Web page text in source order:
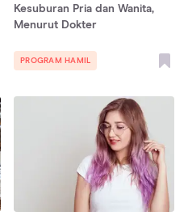
Kesuburan Pria dan Wanita,
Menurut Dokter
PROGRAM HAMIL